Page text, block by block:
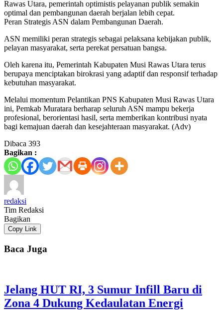
Rawas Utara, pemerintah optimistis pelayanan publik semakin
optimal dan pembangunan daerah berjalan lebih cepat.
Peran Strategis ASN dalam Pembangunan Daerah.
ASN memiliki peran strategis sebagai pelaksana kebijakan publik,
pelayan masyarakat, serta perekat persatuan bangsa.
Oleh karena itu, Pemerintah Kabupaten Musi Rawas Utara terus
berupaya menciptakan birokrasi yang adaptif dan responsif terhadap
kebutuhan masyarakat.
Melalui momentum Pelantikan PNS Kabupaten Musi Rawas Utara
ini, Pemkab Muratara berharap seluruh ASN mampu bekerja
profesional, berorientasi hasil, serta memberikan kontribusi nyata
bagi kemajuan daerah dan kesejahteraan masyarakat. (Adv)
Dibaca 393
Bagikan :
redaksi
Tim Redaksi
Bagikan
Copy Link
Baca Juga
Jelang HUT RI, 3 Sumur Infill Baru di
Zona 4 Dukung Kedaulatan Energi